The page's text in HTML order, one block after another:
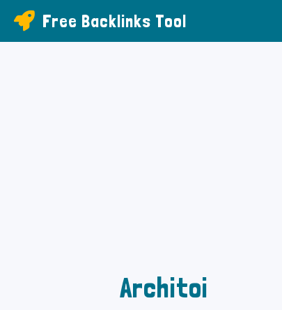
Free Backlinks Tool
Architoi